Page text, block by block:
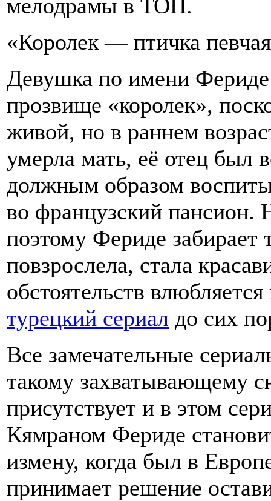
мелодрамы в ТОП.
«Королек — птичка
Девушка по имени Фериде
прозвище «королек»,
живой, но в раннем
умерла мать, её отец был
должным образом
во французский пансион.
поэтому Фериде забирает
повзрослела, стала
обстоятельств
турецкий сериал до сих
Все замечательные
такому захватывающему
присутствует и в этом
Кямраном Фериде
измену, когда был в
принимает решение